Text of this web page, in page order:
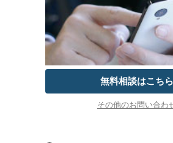
無料相談はこちら
その他のお問い合わ